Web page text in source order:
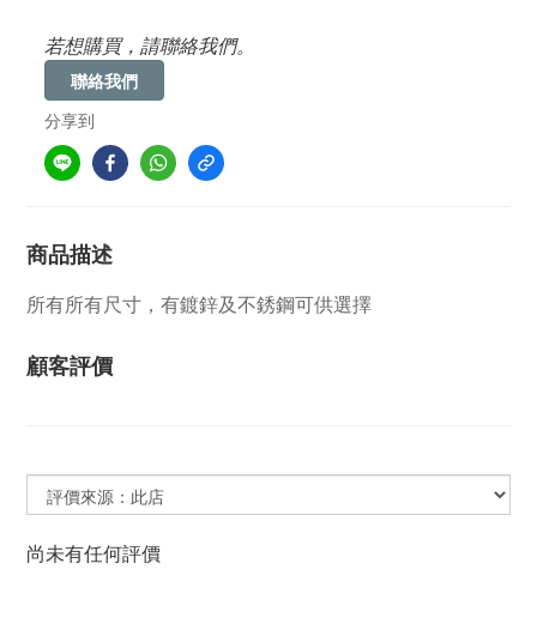
若想購買，請聯絡我們。
聯絡我們
分享到
商品描述
所有所有尺寸，有鍍鋅及不銹鋼可供選擇
顧客評價
尚未有任何評價